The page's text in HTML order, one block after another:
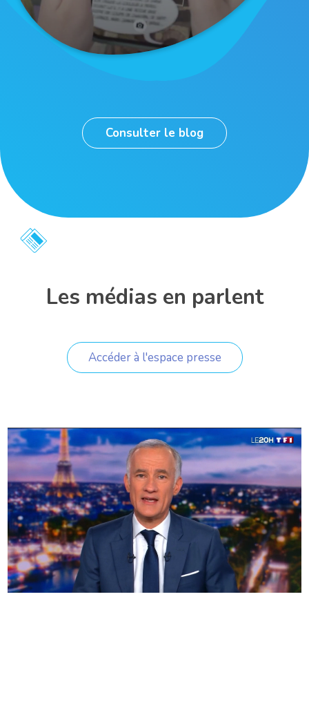
Consulter le blog
Les médias en parlent
Accéder à l'espace presse